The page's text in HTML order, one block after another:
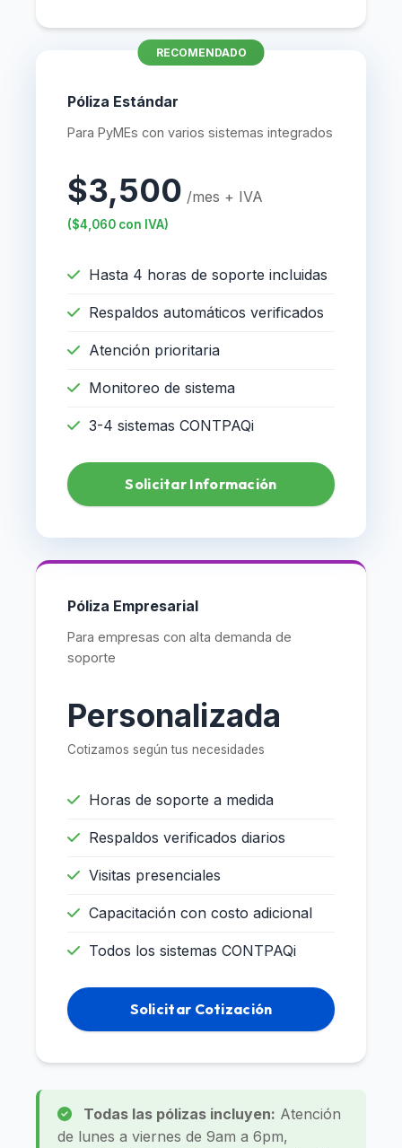
RECOMENDADO
Póliza Estándar
Para PyMEs con varios sistemas integrados
$3,500 /mes + IVA
($4,060 con IVA)
Hasta 4 horas de soporte incluidas
Respaldos automáticos verificados
Atención prioritaria
Monitoreo de sistema
3-4 sistemas CONTPAQi
Solicitar Información
Póliza Empresarial
Para empresas con alta demanda de
soporte
Personalizada
Cotizamos según tus necesidades
Horas de soporte a medida
Respaldos verificados diarios
Visitas presenciales
Capacitación con costo adicional
Todos los sistemas CONTPAQi
Solicitar Cotización
Todas las pólizas incluyen: Atención
de lunes a viernes de 9am a 6pm,